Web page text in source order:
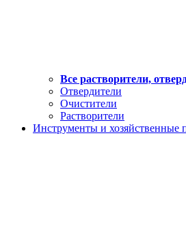
Все растворители,
Отвердители
Очистители
Растворители
Инструменты и хозяйственные